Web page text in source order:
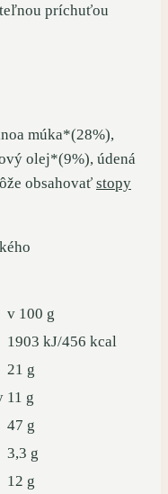
príchuťou
múka*(28%),
olej*(9%), údená
obsahovať stopy
v 100 g
1903 kJ/456 kcal
21 g
11 g
47 g
3,3 g
12 g